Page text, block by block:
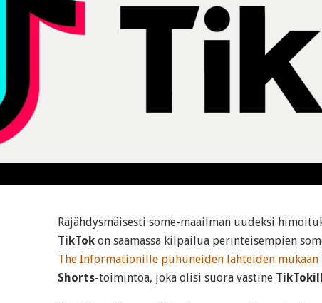
Räjähdysmäisesti some-maailman uudeksi
TikTok on saamassa kilpailua perinteisempien
The Informationille puhuneiden lähteiden mukaan
Shorts-toimintoa, joka olisi suora vastine